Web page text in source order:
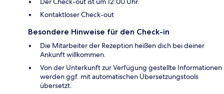
Kontaktloser Check-out
Besondere Hinweise für den Check-in
Die Mitarbeiter der Rezeption heißen dich bei deiner
Ankunft willkommen.
Von der Unterkunft zur Verfügung gestellte Informationen
werden ggf. mit automatischen Übersetzungstools
übersetzt.